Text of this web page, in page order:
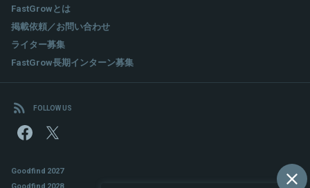
FastGrowとは
掲載依頼／お問い合わせ
ライター募集
FastGrow長期インターン募集
FOLLOW US
Goodfind 2027
Goodfind 2028